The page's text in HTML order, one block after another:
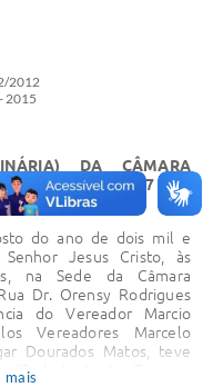
2012
2015
DA CÂMARA
EM 17 DE
do ano de dois mil e
Jesus Cristo, às
na Sede da Câmara
Dr. Orensy Rodrigues
do Vereador Marcio
Vereadores Marcelo
Dourados Matos, teve
da Terceira